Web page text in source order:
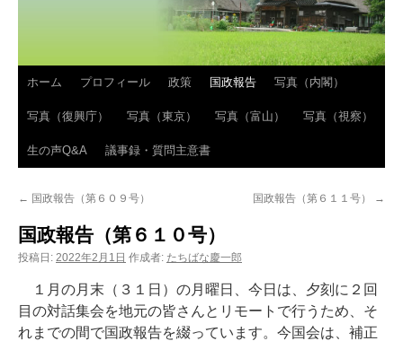
コ
ン
テ
へ
ス
キ
ホーム プロフィール 政策 国政報告 写真（内閣）
写真（復興庁） 写真（東京） 写真（富山） 写真（視察）
生の声Q&A 議事録・質問主意書
← 国政報告（第６０９号） 国政報告（第６１１号） →
国政報告（第６１０号）
投稿日: 2022年2月1日 作成者: たちばな慶一郎
１月の月末（３１日）の月曜日、今日は、夕刻に２回
目の対話集会を地元の皆さんとリモートで行うため、そ
れまでの間で国政報告を綴っています。今国会は、補正